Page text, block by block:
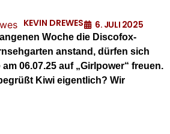
KEVIN DREWES 6. JULI 2025
Woche die Discofox-
anstand , dürfen sich
06.07.25 auf „Girlpower“ freuen.
Kiwi eigentlich? Wir